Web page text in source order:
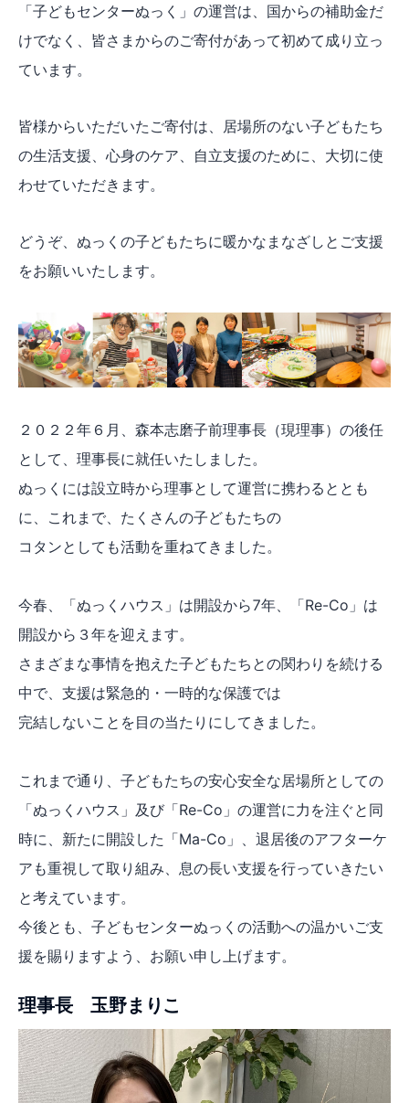
「子どもセンターぬっく」の運営は、国からの補助金だ
けでなく、皆さまからのご寄付があって初めて成り立っ
ています。
皆様からいただいたご寄付は、居場所のない子どもたち
の生活支援、心身のケア、自立支援のために、大切に使
わせていただきます。
どうぞ、ぬっくの子どもたちに暖かなまなざしとご支援
をお願いいたします。
２０２２年６月、森本志磨子前理事長（現理事）の後任
として、理事長に就任いたしました。
ぬっくには設立時から理事として運営に携わるととも
に、これまで、たくさんの子どもたちの
コタンとしても活動を重ねてきました。
今春、「ぬっくハウス」は開設から7年、「Re-Co」は
開設から３年を迎えます。
さまざまな事情を抱えた子どもたちとの関わりを続ける
中で、支援は緊急的・一時的な保護では
完結しないことを目の当たりにしてきました。
これまで通り、子どもたちの安心安全な居場所としての
「ぬっくハウス」及び「Re-Co」の運営に力を注ぐと同
時に、新たに開設した「Ma-Co」、退居後のアフターケ
アも重視して取り組み、息の長い支援を行っていきたい
と考えています。
今後とも、子どもセンターぬっくの活動への温かいご支
援を賜りますよう、お願い申し上げます。
理事長 玉野まりこ